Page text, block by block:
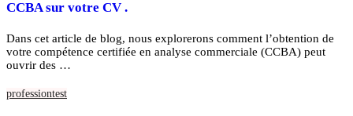
CCBA sur votre CV .
Dans cet article de blog, nous explorerons comment l’obtention de
votre compétence certifiée en analyse commerciale (CCBA) peut
ouvrir des …
professiontest